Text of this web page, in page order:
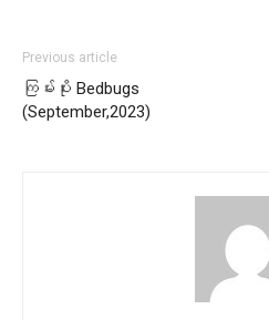
Previous article
ကြမ်းပိုး Bedbugs
(September,2023)